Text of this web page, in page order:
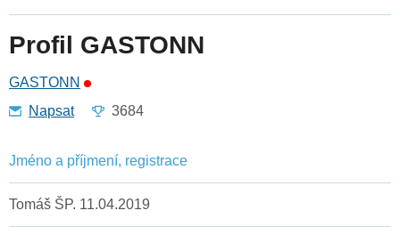
Profil GASTONN
GASTONN
Napsat
3684
Jméno a příjmení, registrace
Tomáš ŠP. 11.04.2019